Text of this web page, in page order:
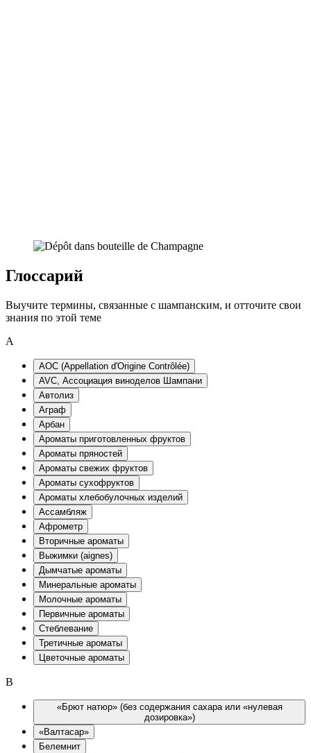
Глоссарий
Выучите термины, связанные с шампанским, и отточите свои
знания по этой теме
A
AOC (Appellation d'Origine Contrôlée)
AVC, Ассоциация виноделов Шампани
Автолиз
Аграф
Арбан
Ароматы приготовленных фруктов
Ароматы пряностей
Ароматы свежих фруктов
Ароматы сухофруктов
Ароматы хлебобулочных изделий
Ассамбляж
Афрометр
Вторичные ароматы
Выжимки (aignes)
Дымчатые ароматы
Минеральные ароматы
Молочные ароматы
Первичные ароматы
Стеблевание
Третичные ароматы
Цветочные ароматы
B
«Брют натюр» (без содержания сахара или «нулевая
дозировка»)
«Валтасар»
Белемнит